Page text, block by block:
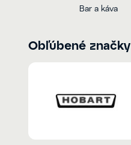
Bar a káva
Obľúbené značky